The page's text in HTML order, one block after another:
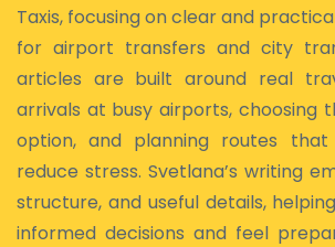
Taxis, focusing on clear and
for airport transfers and city
articles are built around real
arrivals at busy airports, choosing
option, and planning routes
reduce stress. Svetlana’s writing
structure, and useful details,
informed decisions and feel